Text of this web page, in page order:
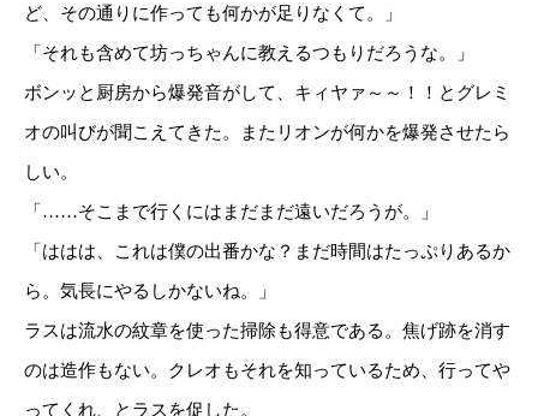
ど、その通りに作っても何かが足りなくて。」
「それも含めて坊っちゃんに教えるつもりだろうな。」
ボンッと厨房から爆発音がして、キィヤァ～～！！とグレミ
オの叫びが聞こえてきた。またリオンが何かを爆発させたら
しい。
「……そこまで行くにはまだまだ遠いだろうが。」
「ははは、これは僕の出番かな？まだ時間はたっぷりあるか
ら。気長にやるしかないね。」
ラスは流水の紋章を使った掃除も得意である。焦げ跡を消す
のは造作もない。クレオもそれを知っているため、行ってや
ってくれ、とラスを促した。